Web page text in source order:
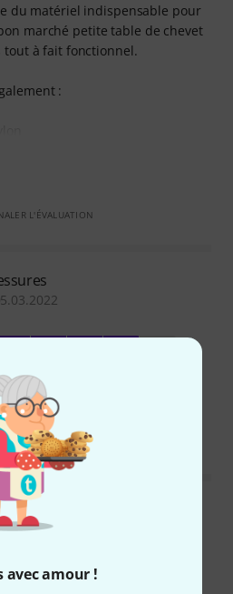
avec amour !
du matériel indispensable pour
marché petite table de chevet
tout à fait fonctionnel.
:
L'ÉVALUATION
les insérer, sinon risque de
L'ÉVALUATION
28.04.2021